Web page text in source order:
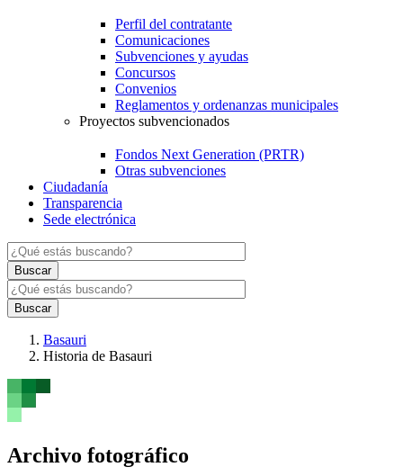
Perfil del contratante
Comunicaciones
Subvenciones y ayudas
Concursos
Convenios
Reglamentos y ordenanzas municipales
Proyectos subvencionados
Fondos Next Generation (PRTR)
Otras subvenciones
Ciudadanía
Transparencia
Sede electrónica
Basauri
Historia de Basauri
Archivo fotográfico